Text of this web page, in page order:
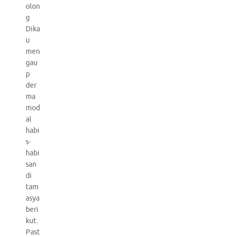
olon
g
Dika
u
men
gau
p
der
ma
mod
al
habi
s-
habi
san
di
tam
asya
beri
kut.
Past